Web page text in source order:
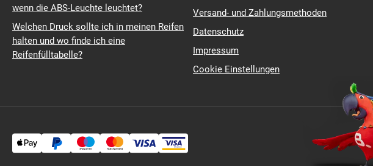
wenn die ABS-Leuchte leuchtet?
Welchen Druck sollte ich in meinen Reifen
halten und wo finde ich eine
Reifenfülltabelle?
Versand- und Zahlungsmethoden
Datenschutz
Impressum
Cookie Einstellungen